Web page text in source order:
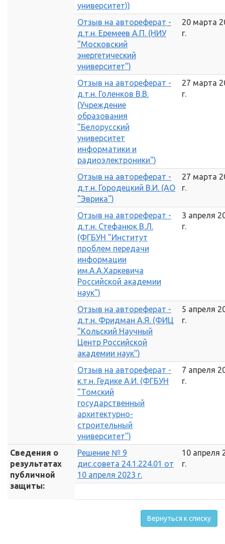
университет))
Отзыв на автореферат -
д.т.н. Еремеев А.П. (НИУ
"Московский
энергетический
университет")
20 марта
г.
Отзыв на автореферат -
д.т.н. Голенков В.В.
(Учреждение
образования
"Белорусский
университет
информатики и
радиоэлектроники")
27 марта
г.
Отзыв на автореферат -
д.т.н. Городецкий В.И. (АО
"Эврика")
27 марта
г.
Отзыв на автореферат -
д.т.н. Стефанюк В.Л.
(ФГБУН "Институт
проблем передачи
информации
им.А.А.Харкевича
Российской академии
наук")
3 апреля
г.
Отзыв на автореферат -
д.т.н. Фридман А.Я. (ФИЦ
"Кольский Научный
Центр Российской
академии наук")
5 апреля
г.
Отзыв на автореферат -
к.т.н. Гедике А.И. (ФГБУН
"Томский
государственный
архитектурно-
строительный
университет")
7 апреля
г.
Сведения о
результатах
публичной
защиты:
Решение № 9
дис.совета 24.1.224.01 от
10 апреля 2023 г.
10 апреля
г.
Вернуться к списку